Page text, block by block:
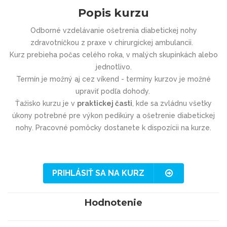
Popis kurzu
Odborné vzdelávanie ošetrenia diabetickej nohy
zdravotníčkou z praxe v chirurgickej ambulancii.
Kurz prebieha počas celého roka, v malých skupinkách alebo
jednotlivo.
Termín je možný aj cez víkend - termíny kurzov je možné
upraviť podľa dohody.
Ťažisko kurzu je v praktickej časti , kde sa zvládnu všetky
úkony potrebné pre výkon pedikúry a ošetrenie diabetickej
nohy. Pracovné pomôcky dostanete k dispozícii na kurze.
PRIHLÁSIŤ SA NA KURZ
Hodnotenie